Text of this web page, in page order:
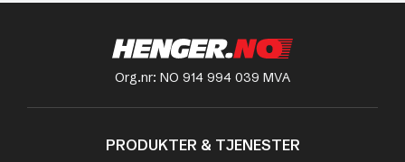
Org.nr: NO 914 994 039 MVA
PRODUKTER & TJENESTER